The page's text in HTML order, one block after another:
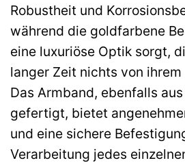
Robustheit und
während die goldfarbene
eine luxuriöse Optik sorgt,
langer Zeit nichts von
Das Armband, ebenfalls
gefertigt, bietet
und eine sichere
Verarbeitung jedes